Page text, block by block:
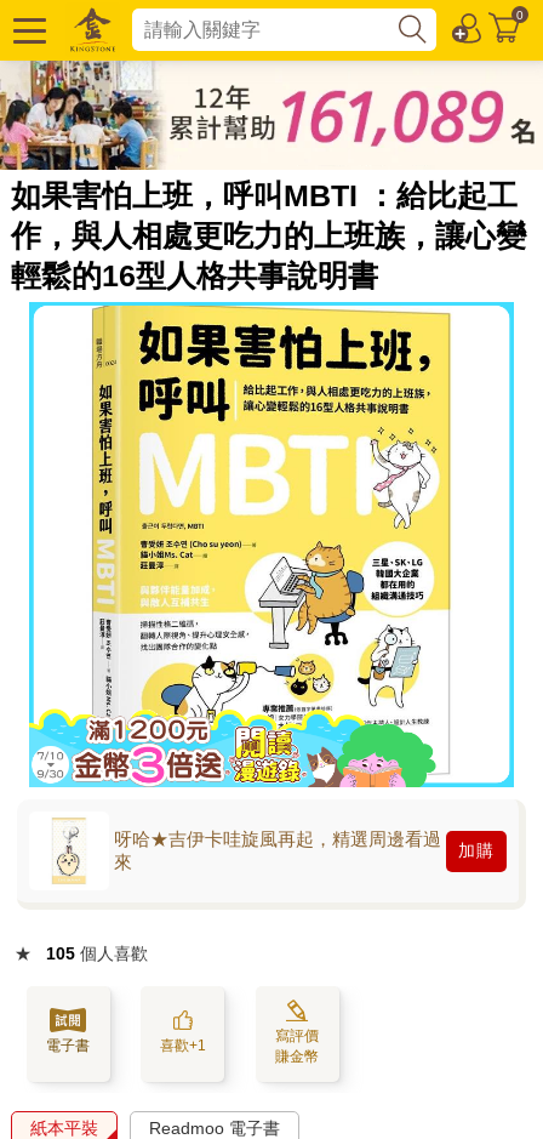
0
如果害怕上班，呼叫MBTI ：給比起工
作，與人相處更吃力的上班族，讓心變
輕鬆的16型人格共事說明書
呀哈★吉伊卡哇旋風再起，精選周邊看過
來
加購
★ 105 個人喜歡
電子書 喜歡+1
寫評價
賺金幣
紙本平裝 Readmoo 電子書